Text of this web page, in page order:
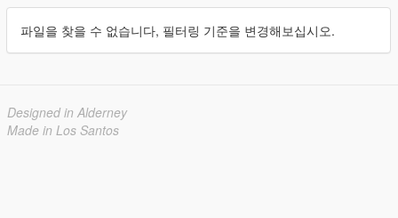
파일을 찾을 수 없습니다, 필터링 기준을 변경해보십시오.
Designed in Alderney
Made in Los Santos